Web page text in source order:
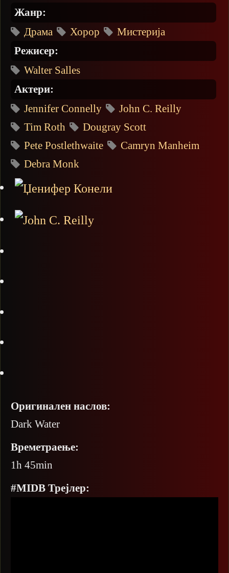
Жанр:
Драма
Хорор
Мистерија
Режисер:
Walter Salles
Актери:
Jennifer Connelly
John C. Reilly
Tim Roth
Dougray Scott
Pete Postlethwaite
Camryn Manheim
Debra Monk
Оригинален наслов:
Dark Water
Времетраење:
1h 45min
#MIDB Трејлер: